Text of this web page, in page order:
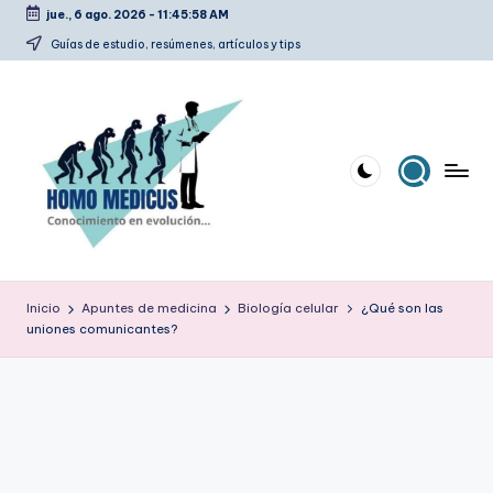
Saltar
jue., 6 ago. 2026 - 11:45:58 AM
Guías de estudio, resúmenes, artículos y tips
o
m
estudio,
Inicio Apuntes de medicina Biología celular
¿Qué son las
uniones comunicantes?